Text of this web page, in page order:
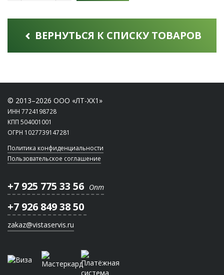
ВЕРНУТЬСЯ К СПИСКУ ТОВАРОВ
© 2013–2026 ООО «ЛТ-ХХ1»
ИНН 7724198728
КПП 504001001
ОГРН 1027739147281
Политика конфиденциальности
Пользовательское соглашение
+7 925 775 33 56 Опт
+7 926 849 38 50
zakaz@vistaservis.ru